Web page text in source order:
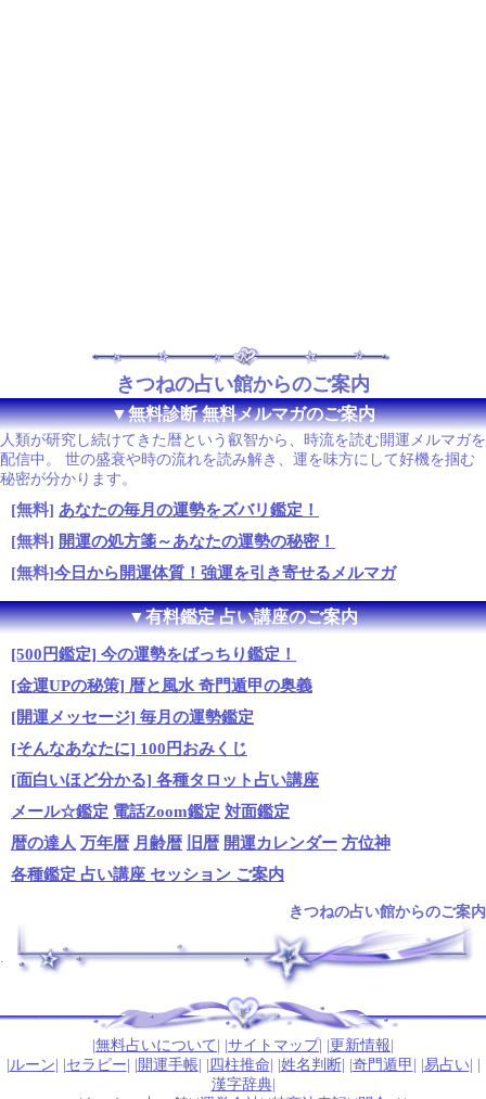
きつねの占い館からのご案内
▼無料診断 無料メルマガのご案内
人類が研究し続けてきた暦という叡智から、時流を読む開運メルマガを
配信中。 世の盛衰や時の流れを読み解き、運を味方にして好機を掴む
秘密が分かります。
[無料] あなたの毎月の運勢をズバリ鑑定！
[無料] 開運の処方箋～あなたの運勢の秘密！
[無料]今日から開運体質！強運を引き寄せるメルマガ
▼有料鑑定 占い講座のご案内
[500円鑑定] 今の運勢をばっちり鑑定！
[金運UPの秘策] 暦と風水 奇門遁甲の奥義
[開運メッセージ] 毎月の運勢鑑定
[そんなあなたに] 100円おみくじ
[面白いほど分かる] 各種タロット占い講座
メール☆鑑定 電話Zoom鑑定 対面鑑定
暦の達人 万年暦 月齢暦 旧暦 開運カレンダー 方位神
各種鑑定 占い講座 セッション ご案内
きつねの占い館からのご案内
無料占いについて サイトマップ 更新情報
ルーン セラピー 開運手帳 四柱推命 姓名判断| | 奇門遁甲 易占い
漢字辞典|